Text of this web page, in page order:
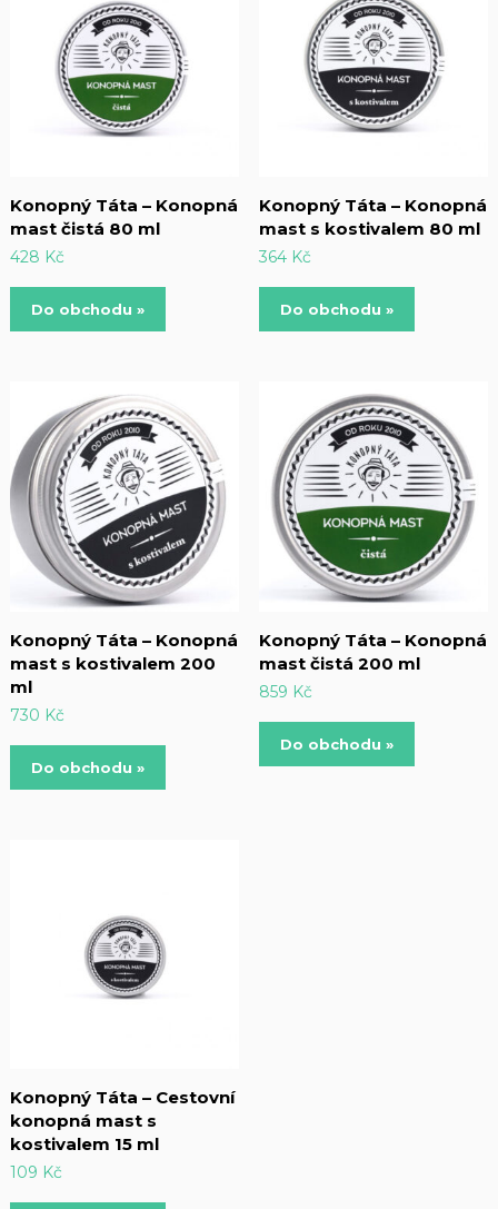
Konopný Táta – Konopná
mast čistá 80 ml
428 Kč
Do obchodu »
Konopný Táta – Konopná
mast s kostivalem 80 ml
364 Kč
Do obchodu »
Konopný Táta – Konopná
mast s kostivalem 200
ml
730 Kč
Do obchodu »
Konopný Táta – Konopná
mast čistá 200 ml
859 Kč
Do obchodu »
Konopný Táta – Cestovní
konopná mast s
kostivalem 15 ml
109 Kč